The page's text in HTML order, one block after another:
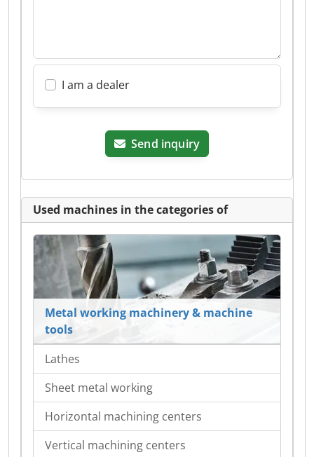
I am a dealer
Send inquiry
Used machines in the categories of
Metal working machinery & machine
tools
Lathes
Sheet metal working
Horizontal machining centers
Vertical machining centers